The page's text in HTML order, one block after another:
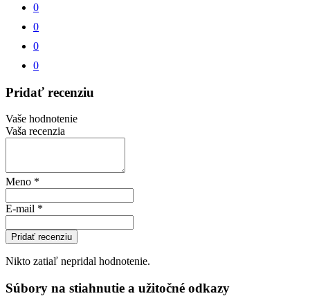
0
0
0
0
Pridať recenziu
Vaše hodnotenie
Vaša recenzia
Meno *
E-mail *
Pridať recenziu
Nikto zatiaľ nepridal hodnotenie.
Súbory na stiahnutie a užitočné odkazy